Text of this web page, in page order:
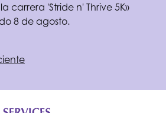
carrera 'Stride n' Thrive 5K»
8 de agosto.